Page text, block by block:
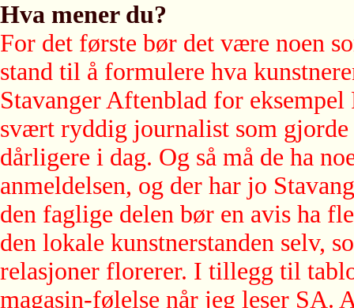
Hva mener du?
For det første bør det være noen
stand til å formulere hva
Stavanger Aftenblad for
svært ryddig journalist som
dårligere i dag. Og så må de ha
anmeldelsen, og der har jo
den faglige delen bør en avis ha
den lokale kunstnerstanden selv,
relasjoner florerer. I tillegg til
magasin-følelse når jeg leser